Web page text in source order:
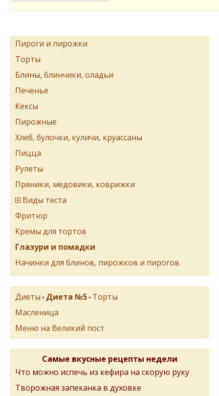
Пироги и пирожки
Торты
Блины, блинчики, оладьи
Печенье
Кексы
Пирожные
Хлеб, булочки, куличи, круассаны
Пицца
Рулеты
Пряники, медовики, коврижки
Виды теста
Фритюр
Кремы для тортов
Глазури и помадки
Начинки для блинов, пирожков и пирогов
Диеты • Диета №5 • Торты
Масленица
Меню на Великий пост
Самые вкусные рецепты недели
Что можно испечь из кефира на скорую руку
Творожная запеканка в духовке